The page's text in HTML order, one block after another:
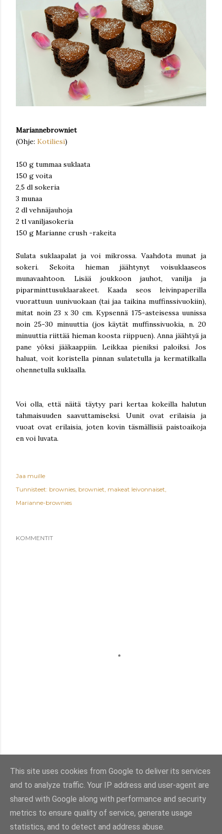
Mariannebrowniet
(Ohje: Kotiliesi)
150 g tummaa suklaata
150 g voita
2,5 dl sokeria
3 munaa
2 dl vehnäjauhoja
2 tl vaniljasokeria
150 g Marianne crush -rakeita
Sulata suklaapalat ja voi mikrossa. Vaahdota munat ja
sokeri. Sekoita hieman jäähtynyt voisuklaaseos
munavaahtoon. Lisää joukkoon jauhot, vanilja ja
piparminttusuklaarakeet. Kaada seos leivinpaperilla
vuorattuun uunivuokaan (tai jaa taikina muffinssivuokiin),
mitat noin 23 x 30 cm. Kypsennä 175-asteisessa uunissa
noin 25-30 minuuttia (jos käytät muffinssivuokia, n. 20
minuuttia riittää hieman koosta riippuen). Anna jäähtyä ja
pane yöksi jääkaappiin. Leikkaa pieniksi paloiksi. Jos
haluat, voit koristella pinnan sulatetulla ja kermatilkalla
ohennetulla suklaalla.
Voi olla, että näitä täytyy pari kertaa kokeilla halutun
tahmaisuuden saavuttamiseksi. Uunit ovat erilaisia ja
vuoat ovat erilaisia, joten kovin täsmällisiä paistoaikoja
en voi luvata.
Jaa muille
Tunnisteet: brownies browniet makeat leivonnaiset
Marianne-brownies
KOMMENTIT
Sisällön tarjoaa Blogger
This site uses cookies from Google to deliver its services
and to analyze traffic. Your IP address and user-agent are
shared with Google along with performance and security
metrics to ensure quality of service, generate usage
statistics, and to detect and address abuse.